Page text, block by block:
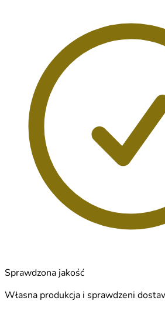
Sprawdzona jakość
Własna produkcja i sprawdzeni